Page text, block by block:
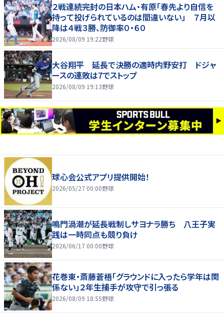
２戦連続完封の日本ハム・有原「春先より自信を
持って投げられているのは間違いない」 ７月以
降は４戦３勝、防御率０・６０
2026/08/09 19:22野球
大谷翔平 延長で決勝の適時内野安打 ドジャ
ースの連敗は7でストップ
2026/08/09 19:13野球
球心会公式アプリ提供開始！
2026/05/27 00:00野球
鳴門渦潮が延長戦制しサヨナラ勝ち 八王子実
践は一時同点も競り負け
2026/06/17 00:00野球
花巻東・斎藤蒼梧「グラウンドに入ったら学年は関
係ない」２年生捕手が攻守で引っ張る
2026/08/09 18:55野球